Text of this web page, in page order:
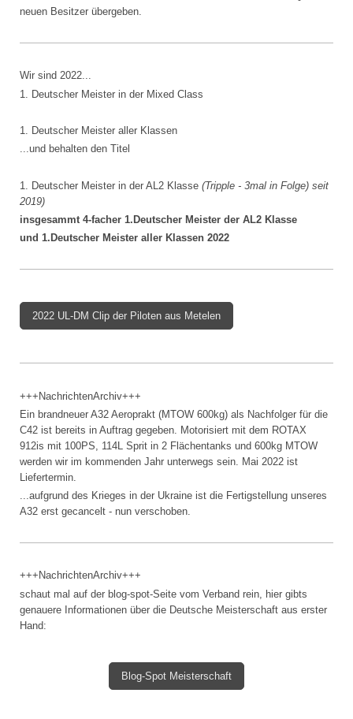
neuen Besitzer übergeben.
Wir sind 2022...
1. Deutscher Meister in der Mixed Class
1. Deutscher Meister aller Klassen
...und behalten den Titel
1. Deutscher Meister in der AL2 Klasse (Tripple - 3mal in Folge) seit
2019)
insgesammt 4-facher 1.Deutscher Meister der AL2 Klasse
und 1.Deutscher Meister aller Klassen 2022
2022 UL-DM Clip der Piloten aus Metelen
+++NachrichtenArchiv+++
Ein brandneuer A32 Aeroprakt (MTOW 600kg) als Nachfolger für die
C42 ist bereits in Auftrag gegeben. Motorisiert mit dem ROTAX
912is mit 100PS, 114L Sprit in 2 Flächentanks und 600kg MTOW
werden wir im kommenden Jahr unterwegs sein. Mai 2022 ist
Liefertermin.
...aufgrund des Krieges in der Ukraine ist die Fertigstellung unseres
A32 erst gecancelt - nun verschoben.
+++NachrichtenArchiv+++
schaut mal auf der blog-spot-Seite vom Verband rein, hier gibts
genauere Informationen über die Deutsche Meisterschaft aus erster
Hand:
Blog-Spot Meisterschaft